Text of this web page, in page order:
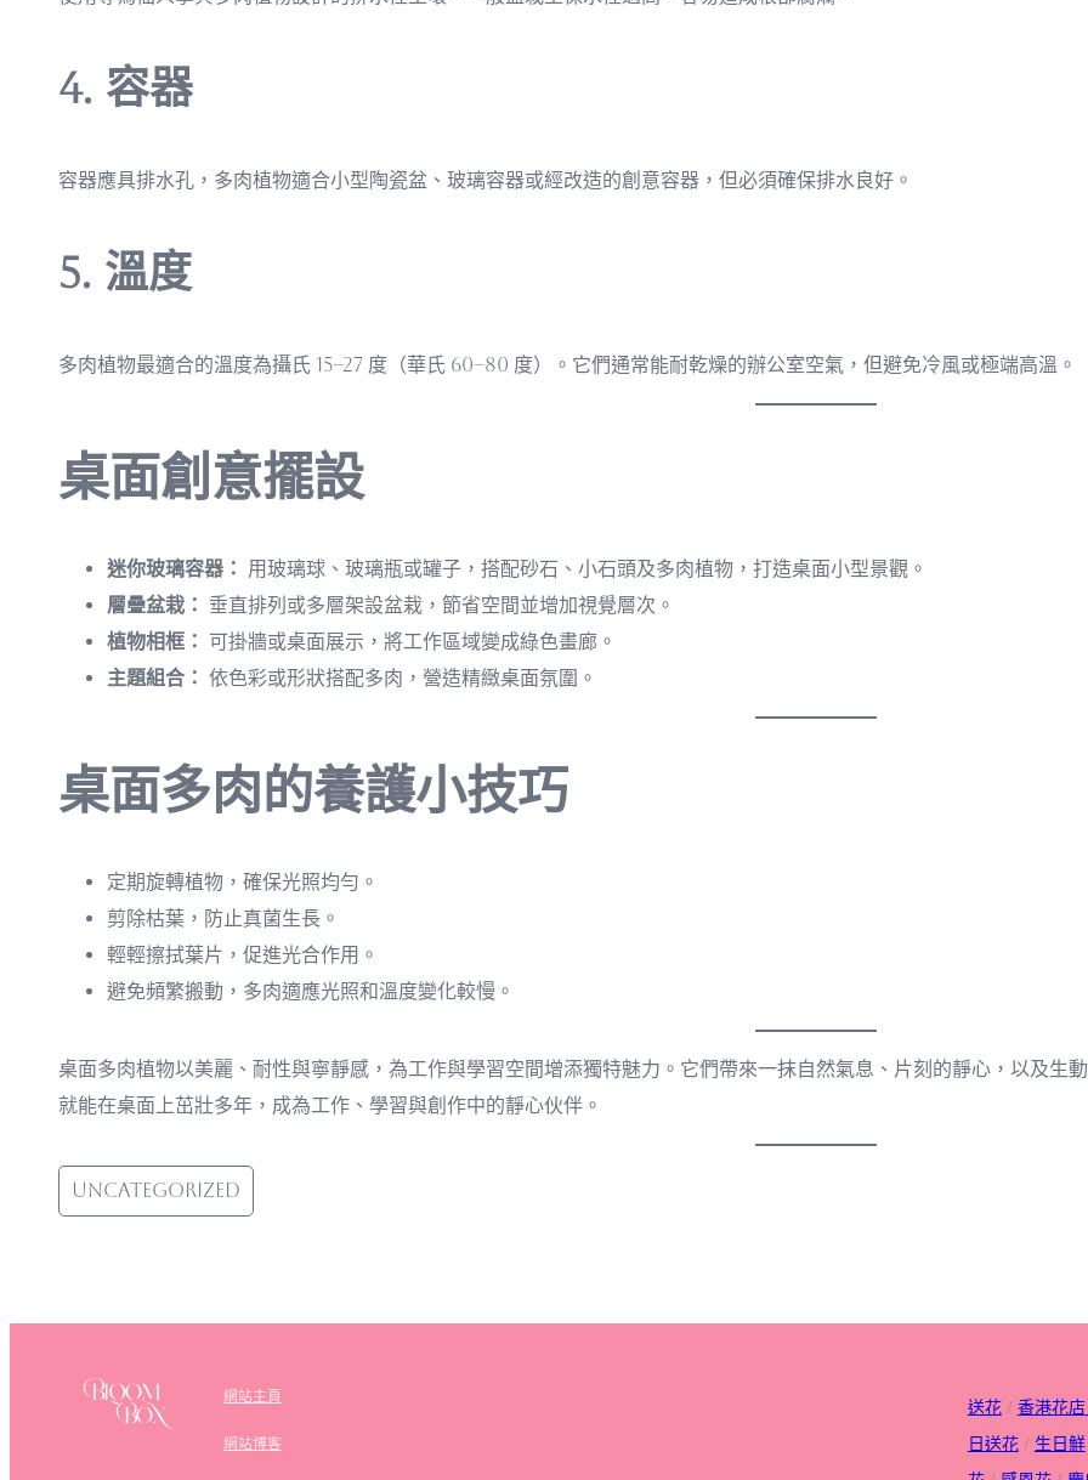
4. 容器
容器應具排水孔，多肉植物適合小型陶瓷盆、玻璃容器或經改造的創意容器，但必須確保排水良好。
5. 溫度
多肉植物最適合的溫度為攝氏 15–27 度（華氏 60–80 度）。它們通常能耐乾燥的辦公室空氣，但避免冷風或極端高溫。
桌面創意擺設
迷你玻璃容器： 用玻璃球、玻璃瓶或罐子，搭配砂石、小石頭及多肉植物，打造桌面小型景觀。
層疊盆栽： 垂直排列或多層架設盆栽，節省空間並增加視覺層次。
植物相框： 可掛牆或桌面展示，將工作區域變成綠色畫廊。
主題組合： 依色彩或形狀搭配多肉，營造精緻桌面氛圍。
桌面多肉的養護小技巧
定期旋轉植物，確保光照均勻。
剪除枯葉，防止真菌生長。
輕輕擦拭葉片，促進光合作用。
避免頻繁搬動，多肉適應光照和溫度變化較慢。
桌面多肉植物以美麗、耐性與寧靜感，為工作與學習空間增添獨特魅力。它們帶來一抹自然氣息、片刻的靜心，以及生
就能在桌面上茁壯多年，成為工作、學習與創作中的靜心伙伴。
Uncategorized
網站主頁
網站博客
送花/ 香港花店
日送花/ 生日鮮